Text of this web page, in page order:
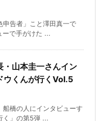
申告者」こと澤田真一で
ーで手がけた ...
・山本圭一さんイン
ウくんが行くVol.5
橋の人にインタビューす
く」の第5弾 ...